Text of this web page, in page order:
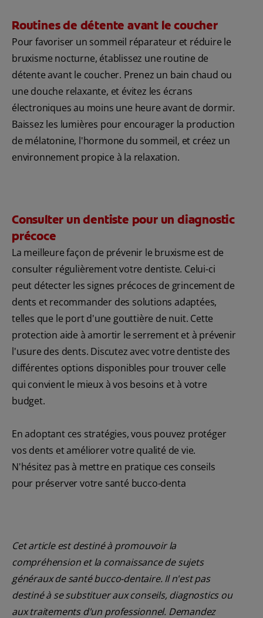
Routines de détente avant le coucher
Pour favoriser un sommeil réparateur et réduire le
bruxisme nocturne, établissez une routine de
détente avant le coucher. Prenez un bain chaud ou
une douche relaxante, et évitez les écrans
électroniques au moins une heure avant de dormir.
Baissez les lumières pour encourager la production
de mélatonine, l'hormone du sommeil, et créez un
environnement propice à la relaxation.
Consulter un dentiste pour un diagnostic
précoce
La meilleure façon de prévenir le bruxisme est de
consulter régulièrement votre dentiste. Celui-ci
peut détecter les signes précoces de grincement de
dents et recommander des solutions adaptées,
telles que le port d'une gouttière de nuit. Cette
protection aide à amortir le serrement et à prévenir
l'usure des dents. Discutez avec votre dentiste des
différentes options disponibles pour trouver celle
qui convient le mieux à vos besoins et à votre
budget.
En adoptant ces stratégies, vous pouvez protéger
vos dents et améliorer votre qualité de vie.
N'hésitez pas à mettre en pratique ces conseils
pour préserver votre santé bucco-denta
Cet article est destiné à promouvoir la
compréhension et la connaissance de sujets
généraux de santé bucco-dentaire. Il n'est pas
destiné à se substituer aux conseils, diagnostics ou
aux traitements d'un professionnel. Demandez